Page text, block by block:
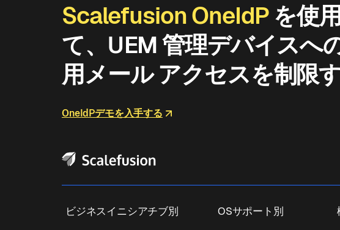
Scalefusion OneIdPを使
て、UEM 管理デバイスへ
用メール アクセスを制限
OneIdPデモを入手する
ビジネスイニシアチブ別 OSサポート別